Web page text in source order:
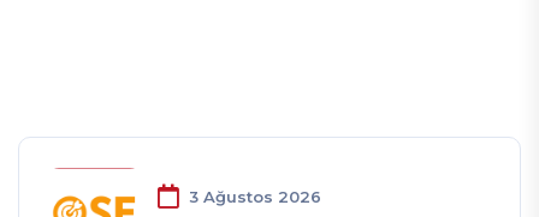
3 Ağustos 2026